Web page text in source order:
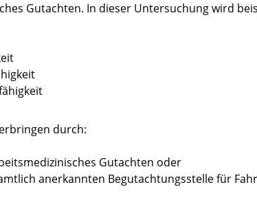
Gutachten. In dieser Untersuchung wird
durch:
Gutachten oder
anerkannten Begutachtungsstelle für